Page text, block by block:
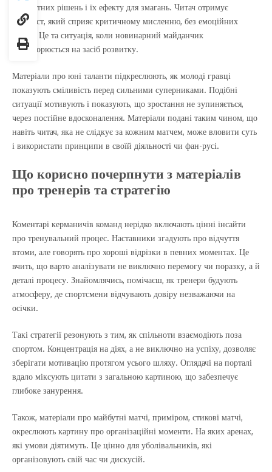
конкретних рішень і їх ефекту для змагань. Читач отримує
контекст, який сприяє критичному мисленню, без емоційних
гачків. Це та ситуація, коли новинарний майданчик
перетворюється на засіб розвитку.
Матеріали про юні таланти підкреслюють, як молоді гравці
показують сміливість перед сильними суперниками. Подібні
ситуації мотивують і показують, що зростання не зупиняється,
через постійне вдосконалення. Матеріали подані таким чином, що
навіть читач, яка не слідкує за кожним матчем, може вловити суть
і використати принципи в своїй діяльності чи фан-русі.
Що корисно почерпнути з матеріалів
про тренерів та стратегію
Коментарі керманичів команд нерідко включають цінні інсайти
про тренувальний процес. Наставники згадують про відчуття
втоми, але говорять про хороші відрізки в певних моментах. Це
вчить, що варто аналізувати не виключно перемогу чи поразку, а й
деталі процесу. Знайомлячись, помічаєш, як тренери будують
атмосферу, де спортсмени відчувають довіру незважаючи на
осічки.
Такі стратегії резонують з тим, як спільноти взаємодіють поза
спортом. Концентрація на діях, а не виключно на успіху, дозволяє
зберігати мотивацію протягом усього шляху. Оглядачі на порталі
вдало міксують цитати з загальною картиною, що забезпечує
глибоке занурення.
Також, матеріали про майбутні матчі, приміром, стикові матчі,
окреслюють картину про організаційні моменти. На яких аренах,
які умови діятимуть. Це цінно для уболівальників, які
організовують свій час чи дискусій.